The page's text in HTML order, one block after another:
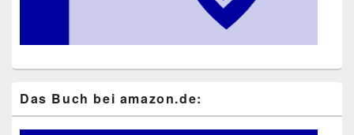
Das Buch bei ama​zon​.de: